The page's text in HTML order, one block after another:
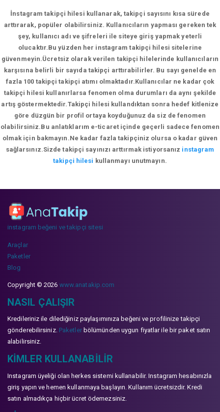
İnstagram takipçi hilesi kullanarak, takipçi sayısını kısa sürede
arttırarak, popüler olabilirsiniz. Kullanıcıların yapması gereken tek
şey, kullanıcı adı ve şifreleri ile siteye giriş yapmak yeterli
olucaktır.Bu yüzden her instagram takipçi hilesi sitelerine
güvenmeyin.Ücretsiz olarak verilen takipçi hilelerinde kullanıcıların
karşısına belirli bir sayıda takipçi arttırabilirler. Bu sayı genelde en
fazla 100 takipçi takipçi atımı olmaktadır.Kullanıcılar ne kadar çok
takipçi hilesi kullanırlarsa fenomen olma durumları da aynı şekilde
artış göstermektedir.Takipçi hilesi kullandıktan sonra hedef kitlenize
göre düzgün bir profil ortaya koyduğunuz da siz de fenomen
olabilirsiniz.Bu anlatıklarım e-ticaret içinde geçerli sadece fenomen
olmak için bakmayın.Ne kadar fazla takipçiniz olursa o kadar güven
sağlarsınız.Sizde takipçi sayınızı arttırmak istiyorsanız instagram
takipçi hilesi kullanmayı unutmayın.
instagram beğeni ve takipçi sitesi
Araçlar
Paketler
Blog
Copyright © 2026 www.anatakip.com
NASIL ÇALIŞIR
Kredileriniz ile dilediğiniz paylaşımınıza beğeni ve profilinize takipçi
gönderebilirsiniz. Paketlerbölümünden uygun fiyatlar ile bir paket satın
alabilirsiniz.
KIMLER KULLANABILIR
Instagram üyeliği olan herkes sistemi kullanabilir. Instagram hesabınızla
giriş yapın ve hemen kullanmaya başlayın. Kullanım ücretsizdir. Kredi
satın almadıkça hiçbir ücret ödemezsiniz.